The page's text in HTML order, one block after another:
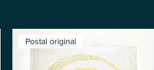
Postal original